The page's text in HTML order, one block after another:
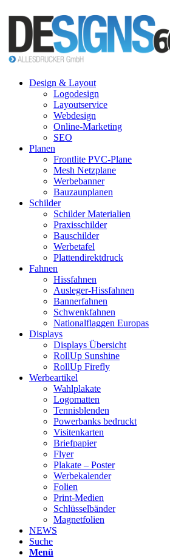
Design & Layout
Logodesign
Layoutservice
Webdesign
Online-Marketing
SEO
Planen
Frontlite PVC-Plane
Mesh Netzplane
Werbebanner
Bauzaunplanen
Schilder
Schilder Materialien
Praxisschilder
Bauschilder
Werbetafel
Plattendirektdruck
Fahnen
Hissfahnen
Ausleger-Hissfahnen
Bannerfahnen
Schwenkfahnen
Nationalflaggen Europas
Displays
Displays Übersicht
RollUp Sunshine
RollUp Firefly
Werbeartikel
Wahlplakate
Logomatten
Tennisblenden
Powerbanks bedruckt
Visitenkarten
Briefpapier
Flyer
Plakate – Poster
Werbekalender
Folien
Print-Medien
Schlüsselbänder
Magnetfolien
NEWS
Suche
Menü